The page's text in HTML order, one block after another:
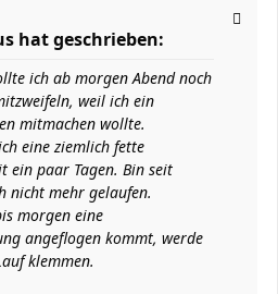
hat geschrieben:
ich ab morgen Abend noch
weil ich ein
mitmachen wollte.
eine ziemlich fette
ein paar Tagen. Bin seit
nicht mehr gelaufen.
morgen eine
angeflogen kommt, werde
klemmen.